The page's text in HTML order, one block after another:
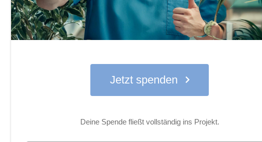
Jetzt spenden
Deine Spende fließt vollständig ins Projekt.